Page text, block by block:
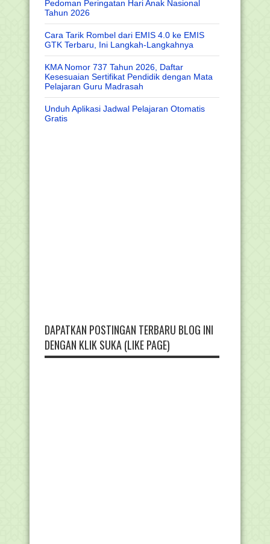
Pedoman Peringatan Hari Anak Nasional
Tahun 2026
Cara Tarik Rombel dari EMIS 4.0 ke EMIS
GTK Terbaru, Ini Langkah-Langkahnya
KMA Nomor 737 Tahun 2026, Daftar
Kesesuaian Sertifikat Pendidik dengan Mata
Pelajaran Guru Madrasah
Unduh Aplikasi Jadwal Pelajaran Otomatis
Gratis
DAPATKAN POSTINGAN TERBARU BLOG INI
DENGAN KLIK SUKA (LIKE PAGE)